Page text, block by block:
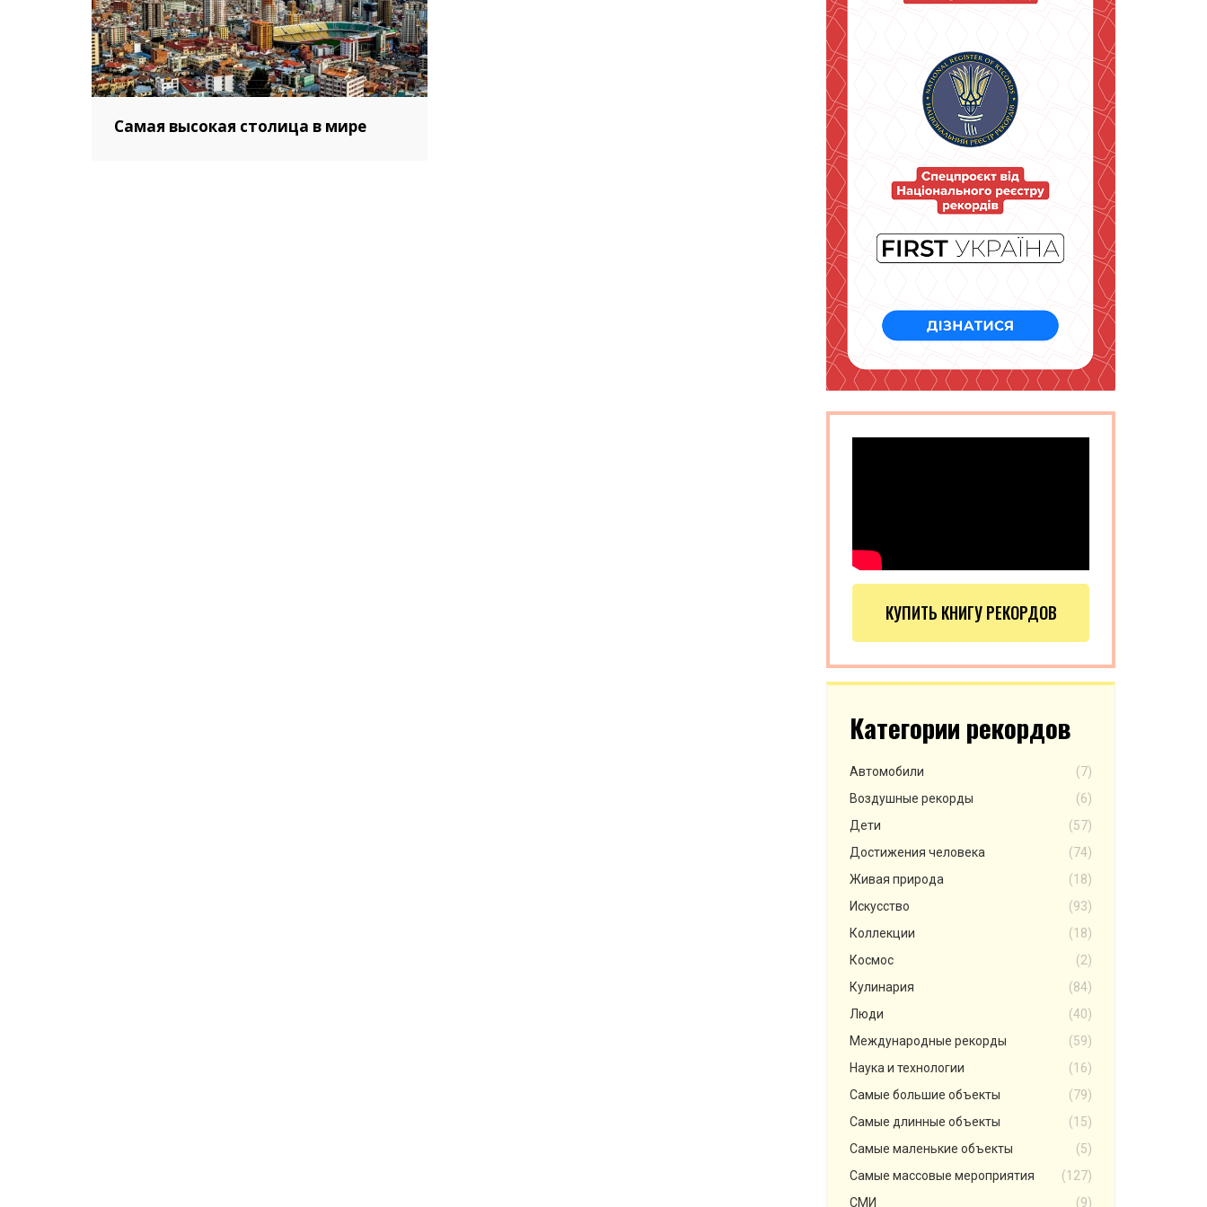
Самая высокая столица в мире
КУПИТЬ КНИГУ РЕКОРДОВ
Категории рекордов
Автомобили
(7)
Воздушные рекорды
(6)
Дети
(57)
Достижения человека
(74)
Живая природа
(18)
Искусство
(93)
Коллекции
(18)
Космос
(2)
Кулинария
(84)
Люди
(40)
Международные рекорды
(59)
Наука и технологии
(16)
Самые большие объекты
(79)
Самые длинные объекты
(15)
Самые маленькие объекты
(5)
Самые массовые мероприятия
(127)
СМИ
(9)